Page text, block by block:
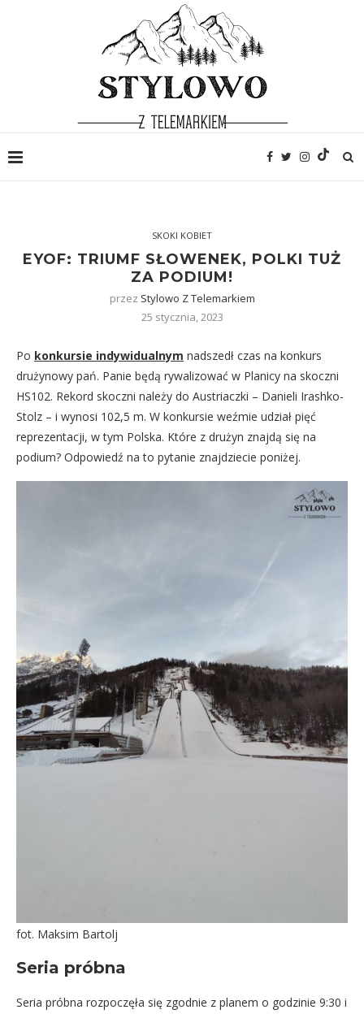
SKOKI KOBIET
EYOF: TRIUMF SŁOWENEK, POLKI TUŻ
ZA PODIUM!
przez Stylowo Z Telemarkiem
25 stycznia, 2023
Po konkursie indywidualnym nadszedł czas na konkurs
drużynowy pań. Panie będą rywalizować w Planicy na skoczni
HS102. Rekord skoczni należy do Austriaczki – Danieli Irashko-
Stolz – i wynosi 102,5 m. W konkursie weźmie udział pięć
reprezentacji, w tym Polska. Które z drużyn znajdą się na
podium? Odpowiedź na to pytanie znajdziecie poniżej.
fot. Maksim Bartolj
Seria próbna
Seria próbna rozpoczęła się zgodnie z planem o godzinie 9:30 i